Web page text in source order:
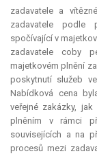
zadavatele a
zadavatele podle
spočívající v
zadavatele coby
majetkovém plnění
poskytnutí služeb
Nabídková cena
veřejné zakázky,
plněním v rámci
souvisejících a na
procesů mezi